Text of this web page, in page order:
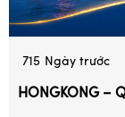
715 Ngày trước
HONGKONG –